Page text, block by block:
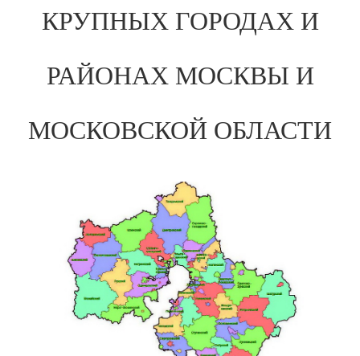
КРУПНЫХ ГОРОДАХ И
РАЙОНАХ МОСКВЫ И
МОСКОВСКОЙ ОБЛАСТИ